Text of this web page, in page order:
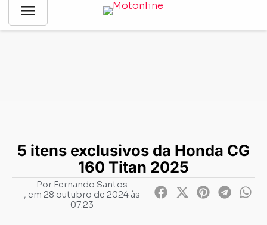
menu
Notícias Lançamentos-5 itens exclusivos da Honda CG 160
5 itens exclusivos da Honda CG
160 Titan 2025
PorFernando Santos
, em 28 outubro de 2024 às
07:23